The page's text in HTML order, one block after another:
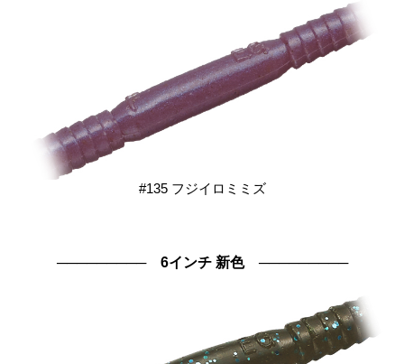
#135 フジイロミミズ
───────── 6インチ 新色 ─────────